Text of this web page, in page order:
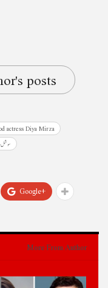
posts
actress Diya Mirza
سوشل
Google+
More From Author